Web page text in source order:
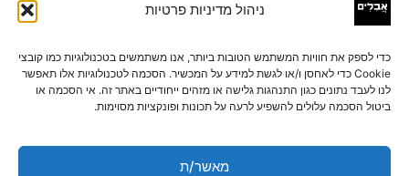
ניהול מדיניות פרטיות
כדי לספק את חוויות המשתמש הטובות ביותר, אנו משתמשים בטכנולוגיות כמו קובצי
Cookie כדי לאחסן ו/או לגשת למידע על המכשיר. הסכמה לטכנולוגיות אלו תאפשר
לנו לעבד נתונים כגון התנהגות גלישה או מזהים ייחודיים באתר זה. אי הסכמה או
ביטול הסכמה עלולים להשפיע לרעה על תכונות ופונקציות מסוימות.
מאשר/ת
שם
אימייל*